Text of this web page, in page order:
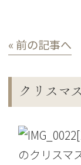
« 前の記事へ
クリスマ
のクリスマ